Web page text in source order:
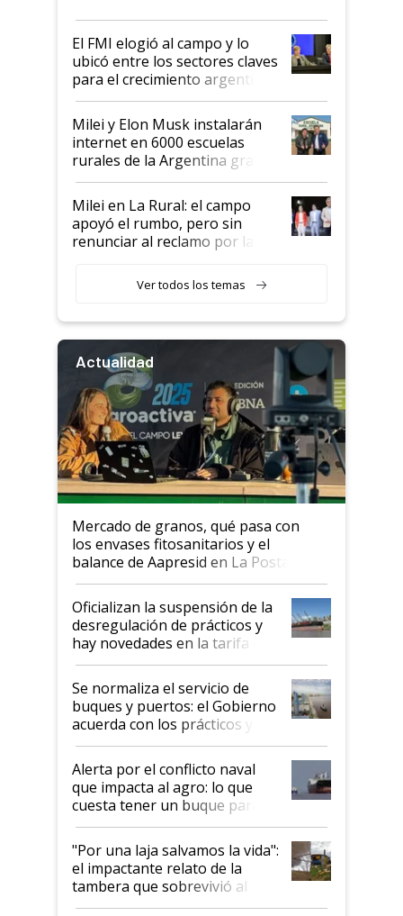
de Milei
El FMI elogió al campo y lo
ubicó entre los sectores claves
para el crecimiento argentino
Milei y Elon Musk instalarán
internet en 6000 escuelas
rurales de la Argentina gracias
a un acuerdo con Starlink
Milei en La Rural: el campo
apoyó el rumbo, pero sin
renunciar al reclamo por las
Ver todos los temas
Actualidad
Mercado de granos, qué pasa con
los envases fitosanitarios y el
balance de Aapresid en La Posta
Oficializan la suspensión de la
desregulación de prácticos y
hay novedades en la tarifa de
la hidrovía
Se normaliza el servicio de
buques y puertos: el Gobierno
acuerda con los prácticos y
suspende el decreto de
desregulación
Alerta por el conflicto naval
que impacta al agro: lo que
cuesta tener un buque parado
y el peligro de que Argentina
pase a ser "país sucio"
"Por una laja salvamos la vida":
el impactante relato de la
tambera que sobrevivió al
tornado